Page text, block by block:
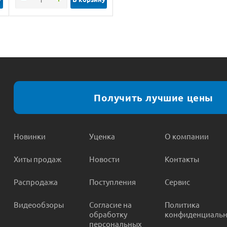
Получить лучшие цены
Новинки
Хиты продаж
Распродажа
Видеообзоры
Уценка
Новости
Поступления
Согласие на
обработку
персональных
О компании
Контакты
Сервис
Политика